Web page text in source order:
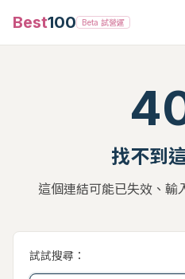
Best100 Beta 試營運
找不到
這個連結可能已失效、輸
試試搜尋：